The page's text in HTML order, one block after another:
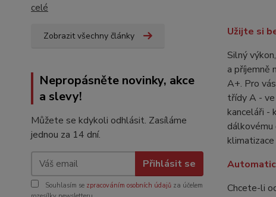
celé
Zobrazit všechny články
Nepropásněte novinky, akce
a slevy!
Můžete se kdykoli odhlásit. Zasíláme
jednou za 14 dní.
Přihlásit se
Souhlasím se zpracováním osobních údajů za účelem
Užijte si
Silný
a příjemně
A+. Pro
třídy A - ve
kanceláři -
dálkovému
Chcete-li